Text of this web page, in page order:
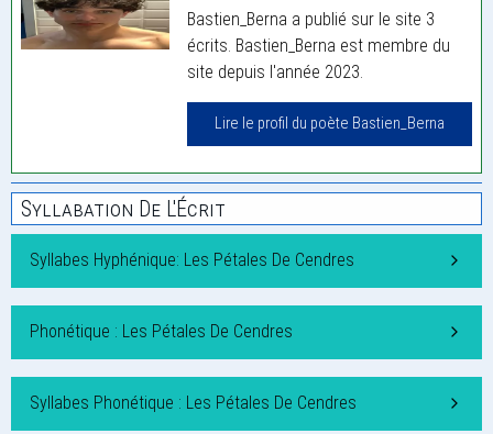
Bastien_Berna a publié sur le site 3
écrits. Bastien_Berna est membre du
site depuis l'année 2023.
Lire le profil du poète Bastien_Berna
Syllabation De L'Écrit
Syllabes Hyphénique: Les Pétales De Cendres
Phonétique : Les Pétales De Cendres
Syllabes Phonétique : Les Pétales De Cendres